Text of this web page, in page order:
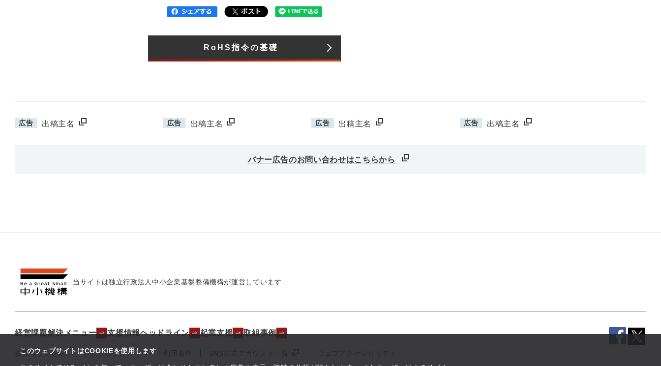
このウェブサイトはCOOKIEを使用します
RoHS指令の基礎​
広告 出稿主名 広告 出稿主名 広告 出稿主名 広告 出稿主名
バナー広告のお問い合わせはこちらから
当サイトは独立行政法人中小企業基盤整備機構が運営しています
経営課題解決メニュー 支援情報ヘッドライン 起業支援 取組事例
役立つリンク集 サイトマップ サイト利用条件